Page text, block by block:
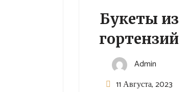
Букеты из
гортензий
Admin
11 Августа, 2023